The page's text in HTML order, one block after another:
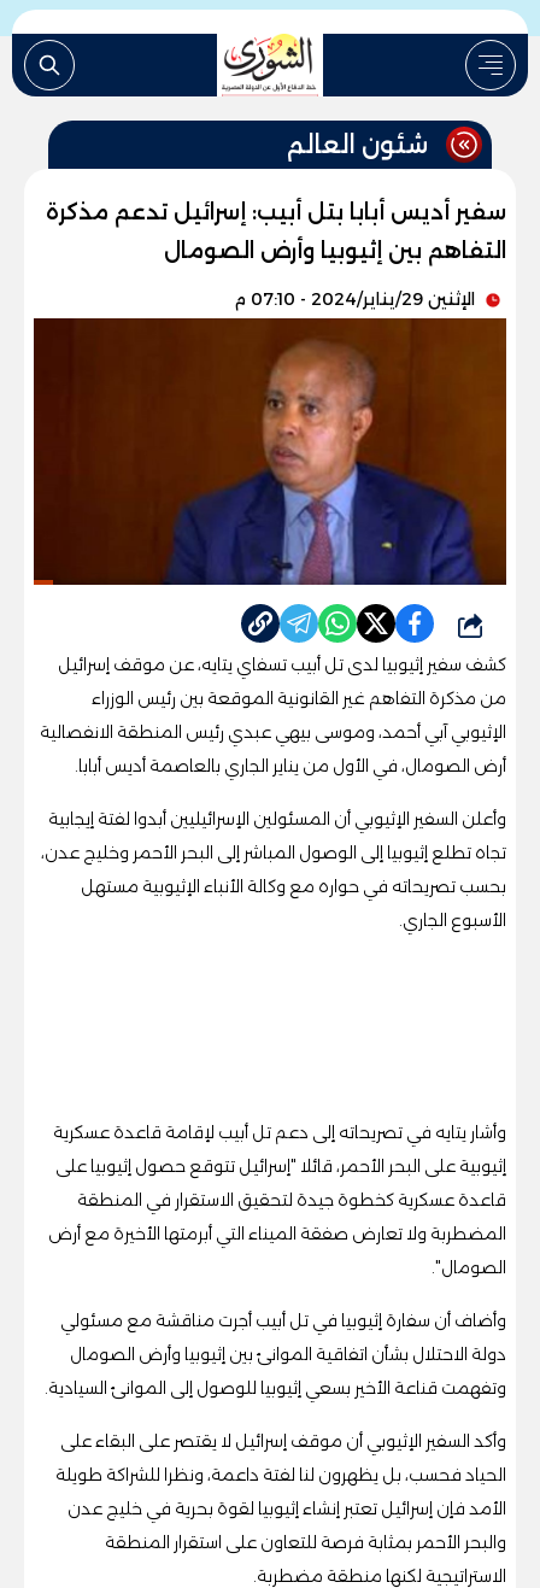
شئون العالم
سفير أديس أبابا بتل أبيب: إسرائيل تدعم مذكرة
التفاهم بين إثيوبيا وأرض الصومال
الإثنين 29/يناير/2024 - 07:10 م
شارك
كشف سفير إثيوبيا لدى تل أبيب تسفاي يتايه، عن موقف إسرائيل
من مذكرة التفاهم غير القانونية الموقعة بين رئيس الوزراء
الإثيوبي آبي أحمد، وموسى بيهي عبدي رئيس المنطقة الانفصالية
أرض الصومال، في الأول من يناير الجاري بالعاصمة أديس أبابا.
وأعلن السفير الإثيوبي أن المسئولين الإسرائيليين أبدوا لفتة إيجابية
تجاه تطلع إثيوبيا إلى الوصول المباشر إلى البحر الأحمر وخليج عدن،
بحسب تصريحاته في حواره مع وكالة الأنباء الإثيوبية مستهل
الأسبوع الجاري.
وأشار يتايه في تصريحاته إلى دعم تل أبيب لإقامة قاعدة عسكرية
إثيوبية على البحر الأحمر، قائلا "إسرائيل تتوقع حصول إثيوبيا على
قاعدة عسكرية كخطوة جيدة لتحقيق الاستقرار في المنطقة
المضطربة ولا تعارض صفقة الميناء التي أبرمتها الأخيرة مع أرض
الصومال".
وأضاف أن سفارة إثيوبيا في تل أبيب أجرت مناقشة مع مسئولي
دولة الاحتلال بشأن اتفاقية الموانئ بين إثيوبيا وأرض الصومال
وتفهمت قناعة الأخير بسعي إثيوبيا للوصول إلى الموانئ السيادية.
وأكد السفير الإثيوبي أن موقف إسرائيل لا يقتصر على البقاء على
الحياد فحسب، بل يظهرون لنا لفتة داعمة، ونظرا للشراكة طويلة
الأمد فإن إسرائيل تعتبر إنشاء إثيوبيا لقوة بحرية في خليج عدن
والبحر الأحمر بمثابة فرصة للتعاون على استقرار المنطقة
الاستراتيجية لكنها منطقة مضطربة.